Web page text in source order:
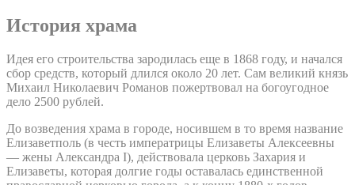
История храма
Идея его строительства зародилась еще в 1868 году, и начался
сбор средств, который длился около 20 лет. Сам великий князь
Михаил Николаевич Романов пожертвовал на богоугодное
дело 2500 рублей.
До возведения храма в городе, носившем в то время название
Елизаветполь (в честь императрицы Елизаветы Алексеевны
— жены Александра I), действовала церковь Захария и
Елизаветы, которая долгие годы оставалась единственной